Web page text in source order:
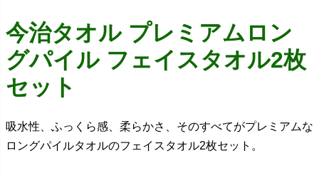
今治タオル プレミアムロン
グパイル フェイスタオル2枚
セット
吸水性、ふっくら感、柔らかさ、そのすべてがプレミアムな
ロングパイルタオルのフェイスタオル2枚セット。